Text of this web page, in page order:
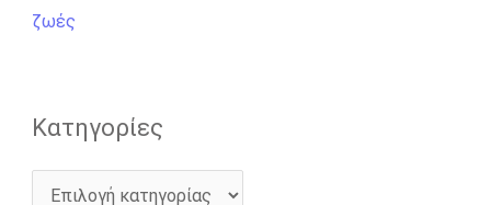
:ζωές
Kατηγορίες